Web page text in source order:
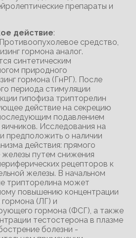
препараты и
действие:
средство,
гормона аналог.
синтетическим
природного
гормона (ГнРГ). После
периода стимуляции
гипофиза трипторелин
действие на секрецию
подавлением
Исследования на
предположить о наличии
действия: прямого
железы путем снижения
рецепторов к
железы. В начальном
трипторелина может
повышению концентрации
(ЛГ) и
гормона (ФСГ), а также
тестостерона в плазме
болезни -